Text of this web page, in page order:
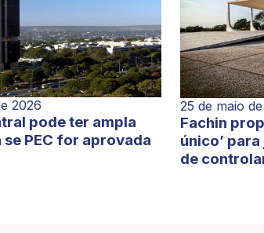
2026
pode ter ampla
PEC for aprovada
25 de maio
Fachin
único’
de